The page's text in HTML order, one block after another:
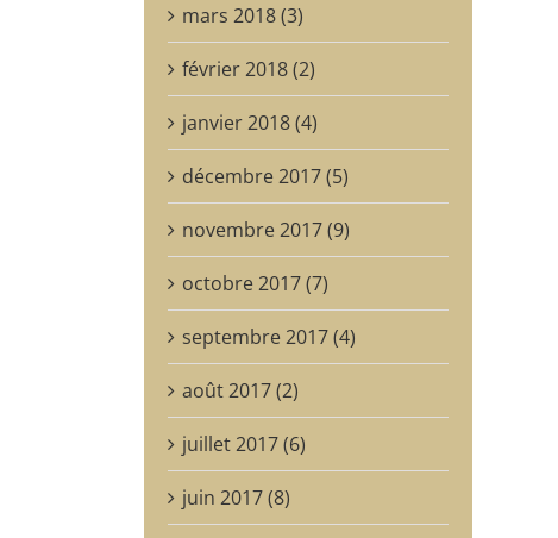
mars 2018 (3)
février 2018 (2)
janvier 2018 (4)
décembre 2017 (5)
novembre 2017 (9)
octobre 2017 (7)
septembre 2017 (4)
août 2017 (2)
juillet 2017 (6)
juin 2017 (8)